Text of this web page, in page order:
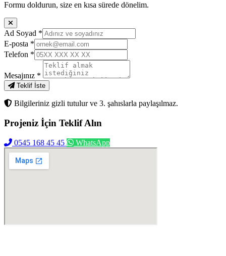
Formu doldurun, size en kısa sürede dönelim.
Ad Soyad *
E-posta *
Telefon *
Mesajınız *
Teklif İste
Bilgileriniz gizli tutulur ve 3. şahıslarla paylaşılmaz.
Projeniz İçin Teklif Alın
0545 168 45 45 WhatsApp